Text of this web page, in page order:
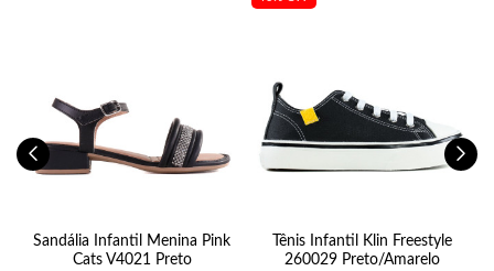
Sandália Infantil Menina Pink
Cats V4021 Preto
Tênis Infantil Klin Freestyle
260029 Preto/Amarelo